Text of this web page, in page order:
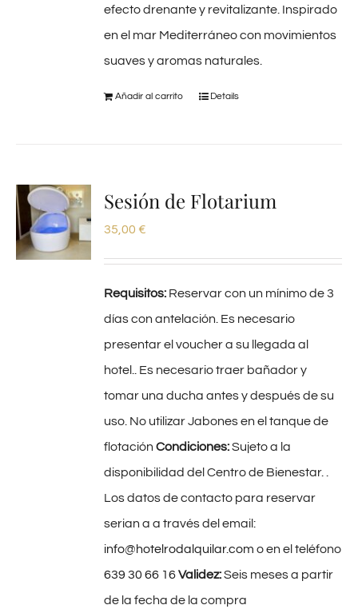
efecto drenante y revitalizante. Inspirado
en el mar Mediterráneo con movimientos
suaves y aromas naturales.
Añadir al carrito Details
Sesión de Flotarium
35,00 €
Requisitos: Reservar con un mínimo de 3
días con antelación. Es necesario
presentar el voucher a su llegada al
hotel.. Es necesario traer bañador y
tomar una ducha antes y después de su
uso. No utilizar Jabones en el tanque de
flotaciónCondiciones:Sujeto a la
disponibilidad del Centro de Bienestar. .
Los datos de contacto para reservar
serian a a través del email:
info@hotelrodalquilar.com o en el teléfono
639 30 66 16Validez:Seis meses a partir
de la fecha de la compra